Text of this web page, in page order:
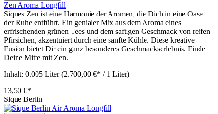
Zen Aroma Longfill
Siques Zen ist eine Harmonie der Aromen, die Dich in eine Oase
der Ruhe entführt. Ein genialer Mix aus dem Aroma eines
erfrischenden grünen Tees und dem saftigen Geschmack von reifen
Pfirsichen, akzentuiert durch eine sanfte Kühle. Diese kreative
Fusion bietet Dir ein ganz besonderes Geschmackserlebnis. Finde
Deine Mitte mit Zen.
Inhalt: 0.005 Liter(2.700,00 €* / 1 Liter)
13,50 €*
Sique Berlin